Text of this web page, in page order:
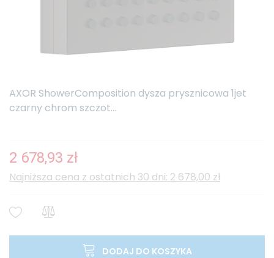
AXOR ShowerComposition dysza prysznicowa 1jet
czarny chrom szczot...
2 678,93 zł
Najniższa cena z ostatnich 30 dni: 2 678,00 zł
DODAJ DO KOSZYKA